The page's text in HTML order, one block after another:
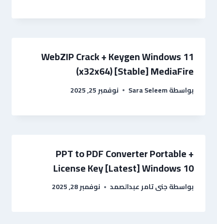
WebZIP Crack + Keygen Windows 11
(x32x64) [Stable] MediaFire
بواسطةSara Seleem نوفمبر 25, 2025
PPT to PDF Converter Portable +
License Key [Latest] Windows 10
بواسطةجنى تامر عبدالصمد نوفمبر 28, 2025